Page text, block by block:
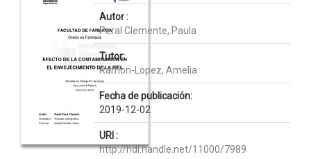
Autor :
Peral Clemente, Paula
Tutor:
Ramon-Lopez, Amelia
Fecha de publicación:
2019-12-02
URI :
http://hdl.handle.net/11000/7989